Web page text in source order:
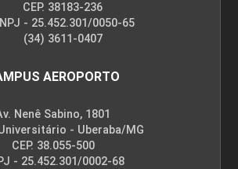
CEP. 38183-236
- 25.452.301/0050-65
(34) 3611-0407
AEROPORTO
Nenê Sabino, 1801
- Uberaba/MG
CEP. 38.055-500
- 25.452.301/0002-68